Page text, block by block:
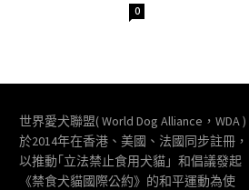
0
世界愛犬聯盟( World Dog Alliance，WDA )
於2014年在香港、美國、法國同步註冊，
以推動｢立法禁止食用犬貓」和倡議發起
《禁食犬貓國際公約》的和平運動為使